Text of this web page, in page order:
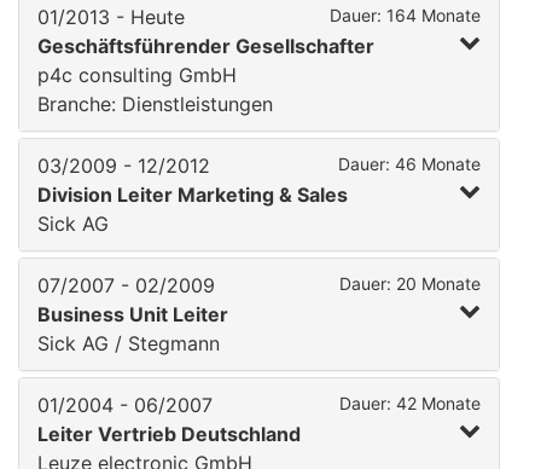
01/2013 - Heute Dauer: 164 Monate
Geschäftsführender Gesellschafter
p4c consulting GmbH
Branche: Dienstleistungen
03/2009 - 12/2012 Dauer: 46 Monate
Division Leiter Marketing & Sales
Sick AG
07/2007 - 02/2009 Dauer: 20 Monate
Business Unit Leiter
Sick AG / Stegmann
01/2004 - 06/2007 Dauer: 42 Monate
Leiter Vertrieb Deutschland
Leuze electronic GmbH